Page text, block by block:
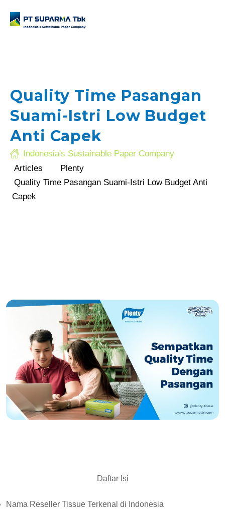
Quality Time Pasangan
Suami-Istri Low Budget
Anti Capek
Indonesia's Sustainable Paper Company
Articles
Plenty
Quality Time Pasangan Suami-Istri Low Budget Anti
Capek
Daftar Isi
Nama Reseller Tissue Terkenal di Indonesia